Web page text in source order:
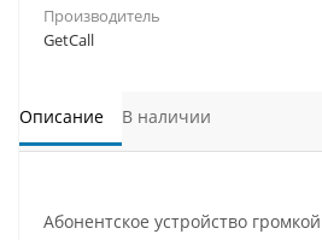
Производитель
GetCall
Описание В наличии
Абонентское устройство